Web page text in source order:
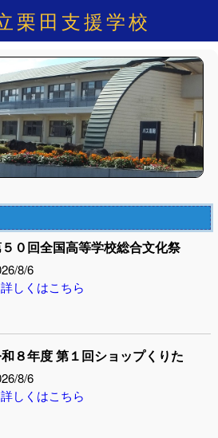
栗田支援学校
０回全国高等学校総合文化祭
8/6
しくはこちら
８年度 第１回ショップくりた
8/6
しくはこちら